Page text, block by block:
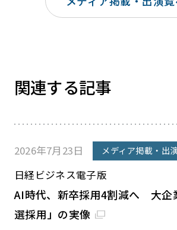
関連する記事
2026年7月23日 メディア掲載・出
日経ビジネス電子版
AI時代、新卒採用4割減へ 大企
選採用」の実像